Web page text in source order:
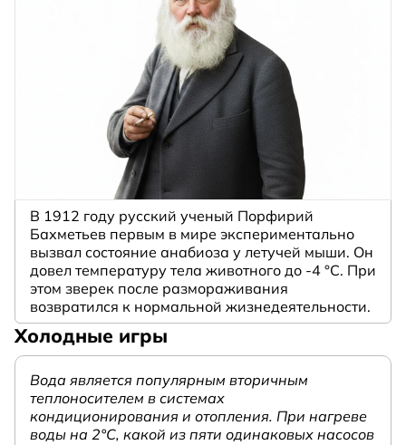
В 1912 году русский ученый Порфирий
Бахметьев первым в мире экспериментально
вызвал состояние анабиоза у летучей мыши. Он
довел температуру тела животного до -4 °C. При
этом зверек после размораживания
возвратился к нормальной жизнедеятельности.
Холодные игры
Вода является популярным вторичным
теплоносителем в системах
кондиционирования и отопления. При нагреве
воды на 2°С, какой из пяти одинаковых насосов